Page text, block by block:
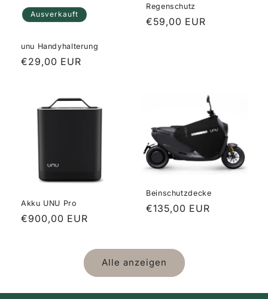
Ausverkauft
unu Handyhalterung
Normaler
€29,00 EUR
Regenschutz
Normaler
€59,00 EUR
Akku UNU Pro
Normaler
€900,00 EUR
Beinschutzdecke
Normaler
€135,00 EUR
Alle anzeigen